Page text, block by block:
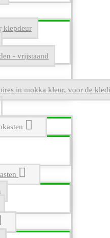
klepdeur
- vrijstaand
in mokka kleur, voor de